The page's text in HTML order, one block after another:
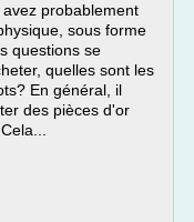
probablement
sous forme
questions se
quelles sont les
En général, il
des pièces d'or